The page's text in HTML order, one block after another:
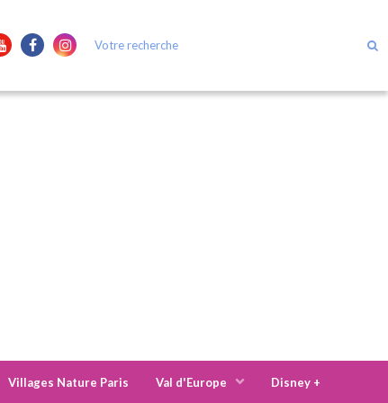
Villages Nature Paris Val d'Europe Disney +